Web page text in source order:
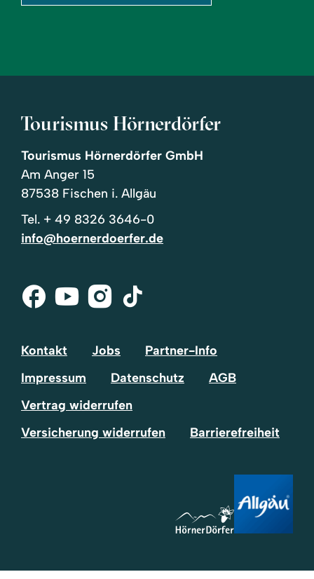
Tourismus Hörnerdörfer
Tourismus Hörnerdörfer GmbH
Am Anger 15
87538 Fischen i. Allgäu
Tel. + 49 8326 3646-0
info@hoernerdoerfer.de
Facebook
Youtube
Instagram
Tik-
Kontakt Jobs
Partner-Info
Impressum
Datenschutz
AGB
Vertrag widerrufen
Versicherung widerrufen
Barrierefreiheit